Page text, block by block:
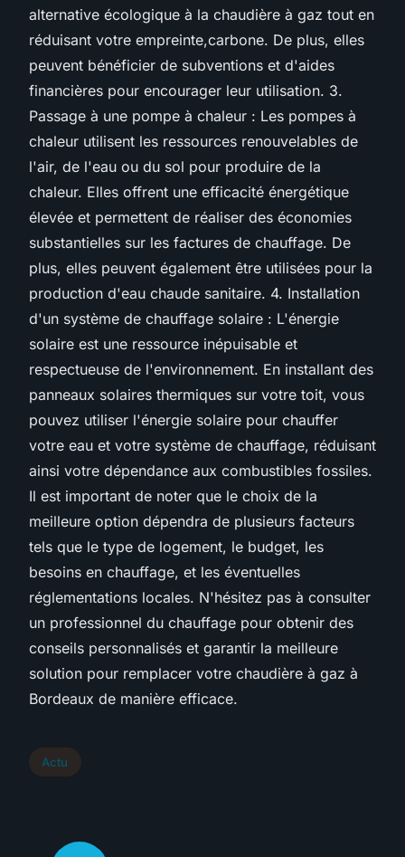
alternative écologique à la chaudière à gaz tout en
réduisant votre empreinte,carbone. De plus, elles
peuvent bénéficier de subventions et d'aides
financières pour encourager leur utilisation. 3.
Passage à une pompe à chaleur : Les pompes à
chaleur utilisent les ressources renouvelables de
l'air, de l'eau ou du sol pour produire de la
chaleur. Elles offrent une efficacité énergétique
élevée et permettent de réaliser des économies
substantielles sur les factures de chauffage. De
plus, elles peuvent également être utilisées pour la
production d'eau chaude sanitaire. 4. Installation
d'un système de chauffage solaire : L'énergie
solaire est une ressource inépuisable et
respectueuse de l'environnement. En installant des
panneaux solaires thermiques sur votre toit, vous
pouvez utiliser l'énergie solaire pour chauffer
votre eau et votre système de chauffage, réduisant
ainsi votre dépendance aux combustibles fossiles.
Il est important de noter que le choix de la
meilleure option dépendra de plusieurs facteurs
tels que le type de logement, le budget, les
besoins en chauffage, et les éventuelles
réglementations locales. N'hésitez pas à consulter
un professionnel du chauffage pour obtenir des
conseils personnalisés et garantir la meilleure
solution pour remplacer votre chaudière à gaz à
Bordeaux de manière efficace.
Actu